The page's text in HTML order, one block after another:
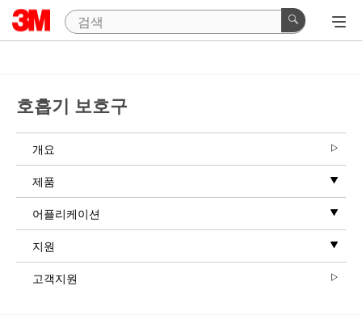
호흡기 보호구
개요
제품
어플리케이션
지원
고객지원